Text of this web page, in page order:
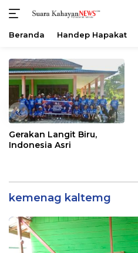
konten
Beranda Handep Hapakat
«
Gerakan Langit Biru,
Indonesia Asri
kemenag kaltemg